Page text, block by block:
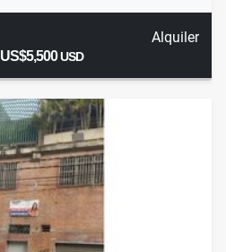
Alquiler
US$5,500USD